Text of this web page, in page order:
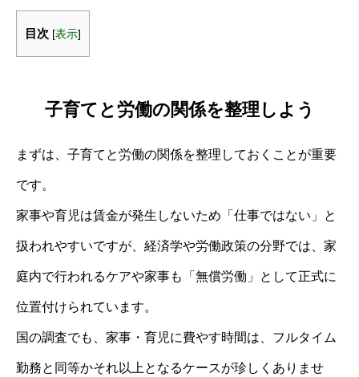
目次 [表示]
子育てと労働の関係を整理しよう
まずは、子育てと労働の関係を整理しておくことが重要
です。
家事や育児は賃金が発生しないため「仕事ではない」と
扱われやすいですが、経済学や労働政策の分野では、家
庭内で行われるケアや家事も「無償労働」として正式に
位置付けられています。
国の調査でも、家事・育児に費やす時間は、フルタイム
勤務と同等かそれ以上となるケースが珍しくありませ